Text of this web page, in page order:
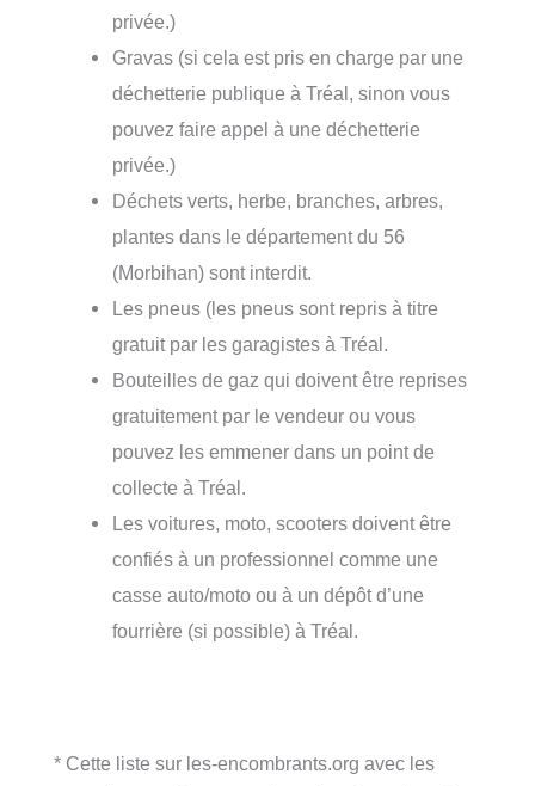
privée.)
Gravas (si cela est pris en charge par une
déchetterie publique à Tréal, sinon vous
pouvez faire appel à une déchetterie
privée.)
Déchets verts, herbe, branches, arbres,
plantes dans le département du 56
(Morbihan) sont interdit.
Les pneus (les pneus sont repris à titre
gratuit par les garagistes à Tréal.
Bouteilles de gaz qui doivent être reprises
gratuitement par le vendeur ou vous
pouvez les emmener dans un point de
collecte à Tréal.
Les voitures, moto, scooters doivent être
confiés à un professionnel comme une
casse auto/moto ou à un dépôt d’une
fourrière (si possible) à Tréal.
* Cette liste sur les-encombrants.org avec les